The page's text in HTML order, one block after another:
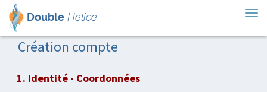
Double Helice
Création compte
1. Identité - Coordonnées